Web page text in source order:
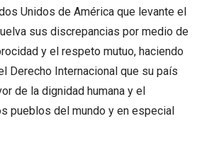
Unidos de América que levante el
sus discrepancias por medio de
y el respeto mutuo, haciendo
Derecho Internacional que su país
de la dignidad humana y el
pueblos del mundo y en especial